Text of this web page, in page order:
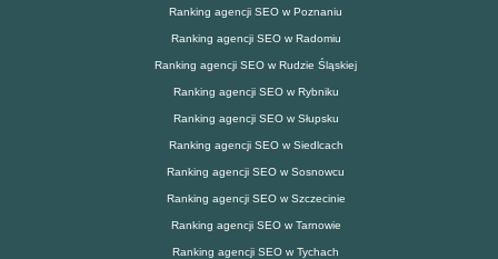
Ranking agencji SEO w Poznaniu
Ranking agencji SEO w Radomiu
Ranking agencji SEO w Rudzie Śląskiej
Ranking agencji SEO w Rybniku
Ranking agencji SEO w Słupsku
Ranking agencji SEO w Siedlcach
Ranking agencji SEO w Sosnowcu
Ranking agencji SEO w Szczecinie
Ranking agencji SEO w Tarnowie
Ranking agencji SEO w Tychach